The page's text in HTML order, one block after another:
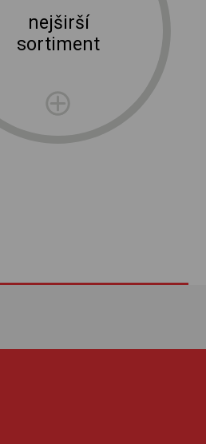
nejširší
sortiment